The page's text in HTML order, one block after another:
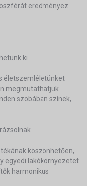
eredményez
ki
életszemléletünket
megmutathatjuk
szobában színek,
köszönhetően,
egyedi lakókörnyezetet
harmonikus